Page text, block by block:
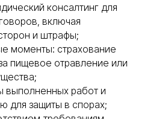
консалтинг для
включая
и штрафы;
моменты: страхование
пищевое отравление или
выполненных работ и
для защиты в спорах;